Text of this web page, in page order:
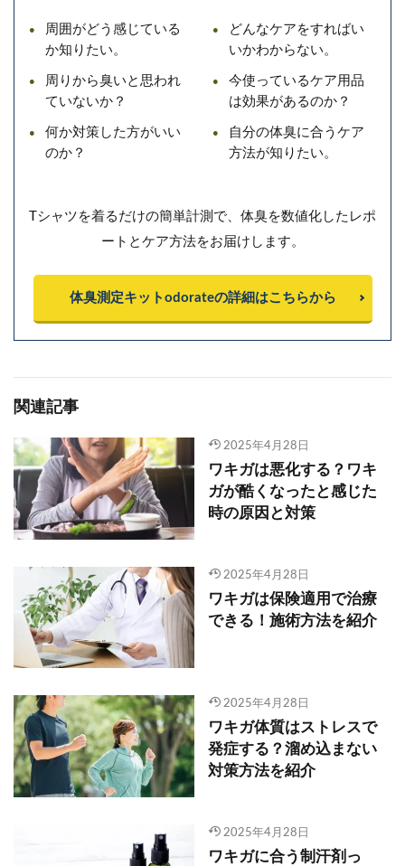
周囲がどう感じている
か知りたい。
周りから臭いと思われ
ていないか？
何か対策した方がいい
のか？
どんなケアをすればい
いかわからない。
今使っているケア用品
は効果があるのか？
自分の体臭に合うケア
方法が知りたい。
Tシャツを着るだけの簡単計測で、体臭を数値化したレポ
ートとケア方法をお届けします。
体臭測定キットodorateの詳細はこちらから
関連記事
2025年4月28日
ワキガは悪化する？ワキ
ガが酷くなったと感じた
時の原因と対策
2025年4月28日
ワキガは保険適用で治療
できる！施術方法を紹介
2025年4月28日
ワキガ体質はストレスで
発症する？溜め込まない
対策方法を紹介
2025年4月28日
ワキガに合う制汗剤っ